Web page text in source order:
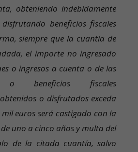
obteniendo indebidamente
beneficios fiscales
siempre que la cuantía de
el importe no ingresado
o ingresos a cuenta o de las
o beneficios fiscales
o disfrutados exceda
euros será castigado con la
uno a cinco años y multa del
de la citada cuantía, salvo